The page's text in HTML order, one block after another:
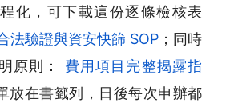
化，可下載這份逐條檢核表
法驗證與資安快篩 SOP ；同時
原則：
費用項目完整揭露指
放在書籤列，日後每次申辦都